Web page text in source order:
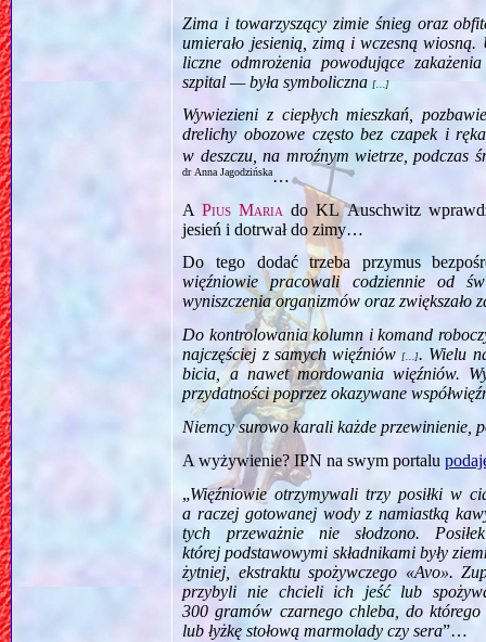
Zima i towarzyszący zimie śnieg oraz
umierało jesienią, zimą i wczesną
liczne odmrożenia powodujące
szpital — była symboliczna[…]
Wywiezieni z ciepłych mieszkań,
drelichy obozowe często bez czapek i
w deszczu, na mroźnym wietrze, podczas
dr Anna Jagodzińska…
APius Maria do KL Auschwitz
jesień i dotrwał do zimy…
Do tego dodać trzeba przymus
więźniowie pracowali codziennie od
wyniszczenia organizmów oraz zwiększało
Do kontrolowania kolumn i komand
najczęściej z samych więźniów […]. Wielu
bicia, a nawet mordowania więźniów.
przydatności poprzez okazywane
Niemcy surowo karali każde przewinienie,
A wyżywienie? IPN na swym portalu
„Więźniowie otrzymywali trzy posiłki w
a raczej gotowanej wody z namiastką
tych przeważnie nie słodzono.
której podstawowymi składnikami były
żytniej, ekstraktu spożywczego «Avo».
przybyli nie chcieli ich jeść lub
300 gramów czarnego chleba, do
lub łyżkę stołową marmolady czy sera”…